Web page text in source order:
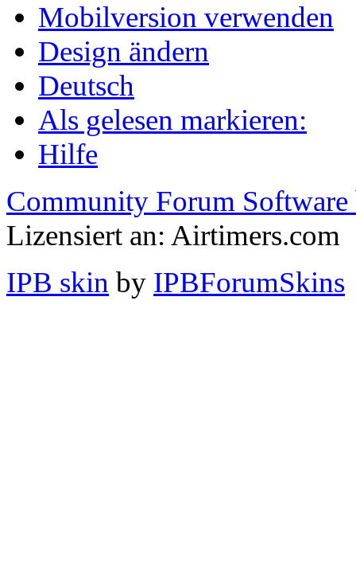
Mobilversion verwenden
Design ändern
Deutsch
Als gelesen markieren:
Hilfe
Community Forum Software
Lizensiert an: Airtimers.com
IPB skin by IPBForumSkins